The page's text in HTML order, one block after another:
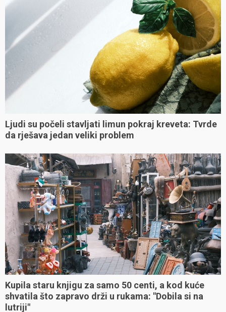
Ljudi su počeli stavljati limun pokraj kreveta: Tvrde
da rješava jedan veliki problem
Kupila staru knjigu za samo 50 centi, a kod kuće
shvatila što zapravo drži u rukama: "Dobila si na
lutriji"